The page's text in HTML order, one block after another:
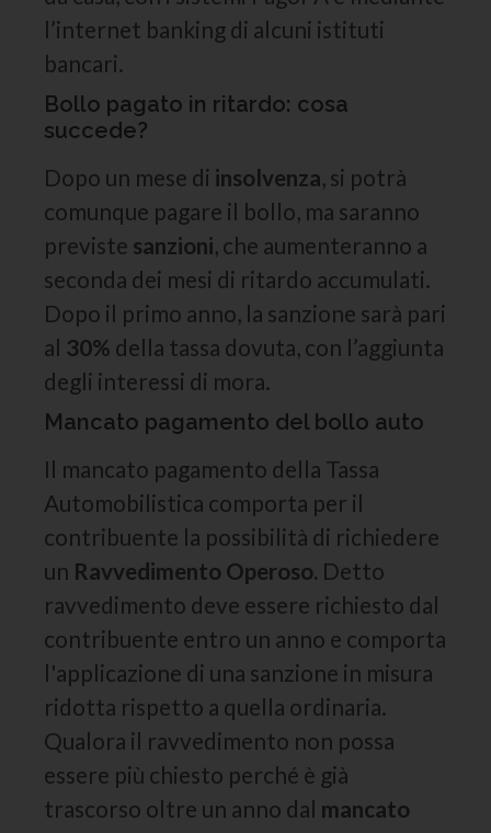
l’internet banking di alcuni istituti
bancari.
Bollo pagato in ritardo: cosa
succede?
Dopo un mese di insolvenza, si potrà
comunque pagare il bollo, ma saranno
previste sanzioni, che aumenteranno a
seconda dei mesi di ritardo accumulati.
Dopo il primo anno, la sanzione sarà pari
al 30% della tassa dovuta, con l’aggiunta
degli interessi di mora.
Mancato pagamento del bollo auto
Il mancato pagamento della Tassa
Automobilistica comporta per il
contribuente la possibilità di richiedere
un Ravvedimento Operoso. Detto
ravvedimento deve essere richiesto dal
contribuente entro un anno e comporta
l'applicazione di una sanzione in misura
ridotta rispetto a quella ordinaria.
Qualora il ravvedimento non possa
essere più chiesto perché è già
trascorso oltre un anno dal mancato